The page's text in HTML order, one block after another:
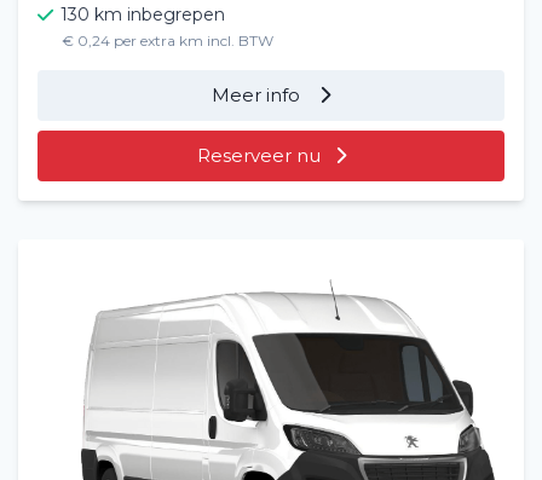
130 km inbegrepen
€ 0,24 per extra km incl. BTW
Meer info
Reserveer nu